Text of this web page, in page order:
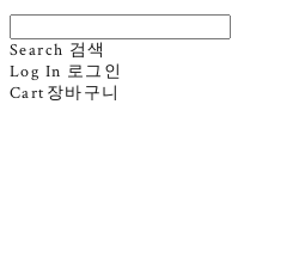
Search 검색
Log In 로그인
Cart 장바구니